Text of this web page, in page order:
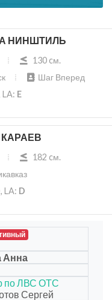
НИНШТИЛЬ
130 cм.
Шаг Вперед
LA: E
182 cм.
, LA: D
Анна
по ЛВС ОТС
Сергей